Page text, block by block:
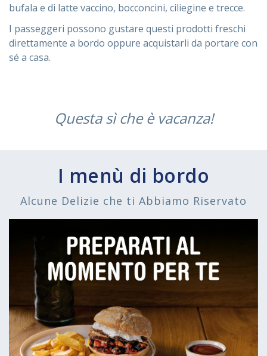
bufala e di latte vaccino, bocconcini, ciliegine e trecce.
I passeggeri possono gustare questi prodotti freschi
direttamente a bordo oppure acquistarli da portare con
sé a casa.
Questa sì che è vacanza!
I menù di bordo
Alcune Delizie che ti Abbiamo Riservato